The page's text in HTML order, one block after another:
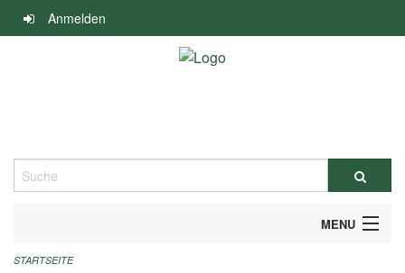
Navigation
überspringen
Anmelden
Suche
MENU
ALLGEMEINE INFORMATIONEN
STARTSEITE